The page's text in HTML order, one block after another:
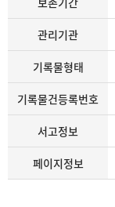
관리기관
기록물형태
기록물건등록번호
서고정보
페이지정보